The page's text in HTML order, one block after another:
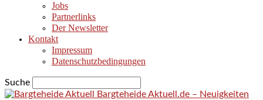
Jobs
Partnerlinks
Der Newsletter
Kontakt
Impressum
Datenschutzbedingungen
Suche
Bargteheide Aktuell.de – Neuigkeiten